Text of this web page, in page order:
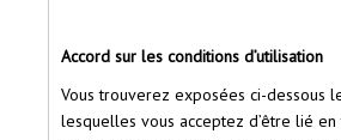
Accord sur les conditions d’utilisation
Vous trouverez exposées ci-dessous
lesquelles vous acceptez d’être lié en